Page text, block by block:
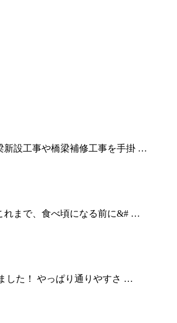
設工事や橋梁補修工事を手掛 …
れまで、食べ頃になる前に&# …
した！ やっぱり通りやすさ …